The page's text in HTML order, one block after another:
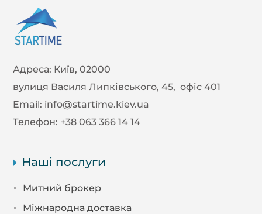
Адреса: Київ, 02000
вулиця Василя Липківського, 45, офіс 401
Email: info@startime.kiev.ua
Телефон: +38 063 366 14 14
Наші послуги
Митний брокер
Міжнародна доставка